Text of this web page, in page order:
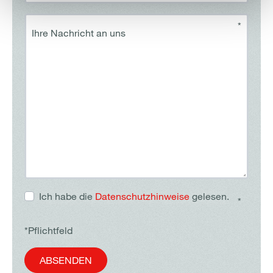
Ihre Nachricht an uns
*
Ich habe die Datenschutzhinweise gelesen. *
*Pflichtfeld
ABSENDEN